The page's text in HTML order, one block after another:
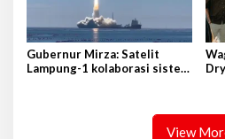
Gubernur Mirza: Satelit
Lampung-1 kolaborasi sister
View